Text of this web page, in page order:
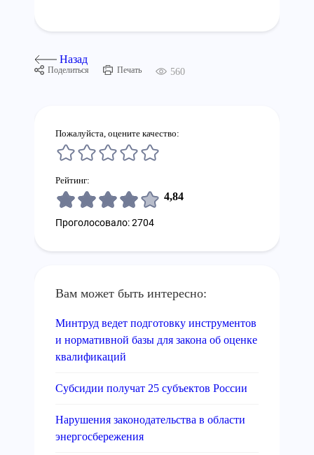
Назад
Поделиться Печать 560
Пожалуйста, оцените качество:
Рейтинг:
4,84
Проголосовало: 2704
Вам может быть интересно:
Минтруд ведет подготовку инструментов
и нормативной базы для закона об оценке
квалификаций
Субсидии получат 25 субъектов России
Нарушения законодательства в области
энергосбережения